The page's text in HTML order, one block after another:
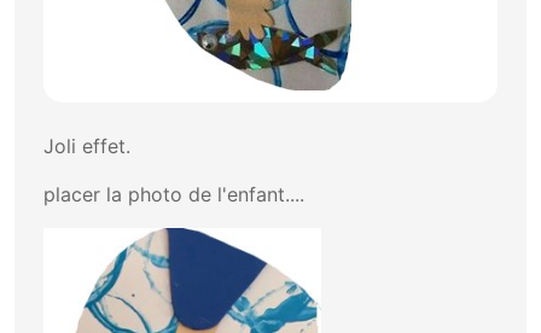
Joli effet.
placer la photo de l'enfant....